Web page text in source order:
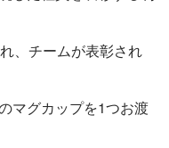
、チームが表彰され
マグカップを1つお渡